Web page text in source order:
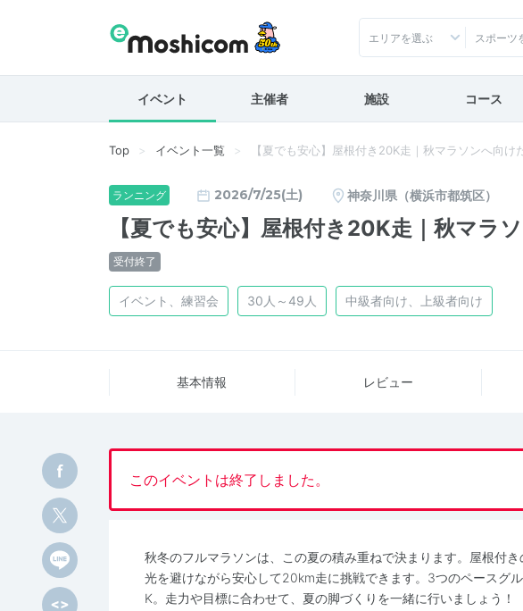
エリアを選ぶ スポーツ
イベント 主催者 施設 コース
Top イベント一覧 【夏でも安心】屋根付き20K走｜秋マラソンへ向け
ランニング 2026/7/25(土) 神奈川県（横浜市都筑区）
【夏でも安心】屋根付き20K走｜秋マラ
受付終了
イベント、練習会 30人～49人 中級者向け、上級者向け
基本情報 レビュー
このイベントは終了しました。
秋冬のフルマラソンは、この夏の積み重ねで決まります。屋根付
光を避けながら安心して20km走に挑戦できます。3つのペースグ
K。走力や目標に合わせて、夏の脚づくりを一緒に行いましょう！